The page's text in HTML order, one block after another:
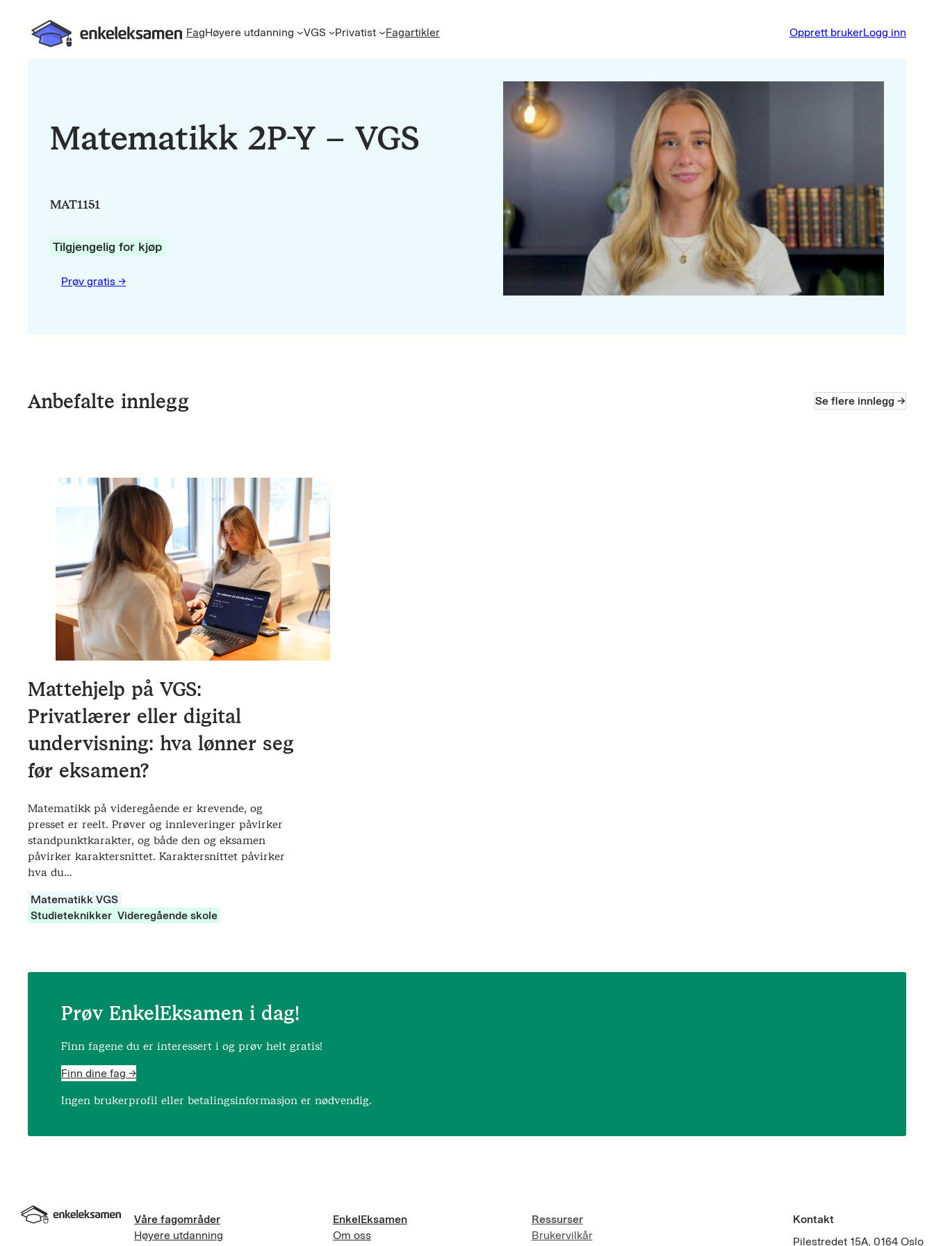
FagHøyere utdanning VGS Privatist Fagartikler Opprett brukerLogg inn
Matematikk 2P-Y – VGS
MAT1151
Tilgjengelig for kjøp
Prøv gratis ->
Anbefalte innlegg Se flere innlegg ->
Mattehjelp på VGS:
Privatlærer eller digital
undervisning: hva lønner seg
før eksamen?
Matematikk på videregående er krevende, og
presset er reelt. Prøver og innleveringer påvirker
standpunktkarakter, og både den og eksamen
påvirker karaktersnittet. Karaktersnittet påvirker
hva du…
Matematikk VGS
Studieteknikker Videregående skole
Prøv EnkelEksamen i dag!
Finn fagene du er interessert i og prøv helt gratis!
Finn dine fag ->
Ingen brukerprofil eller betalingsinformasjon er nødvendig.
Våre fagområder
Høyere utdanning
EnkelEksamen
Om oss
Ressurser
Brukervilkår
Kontakt
Pilestredet 15A, 0164 Oslo